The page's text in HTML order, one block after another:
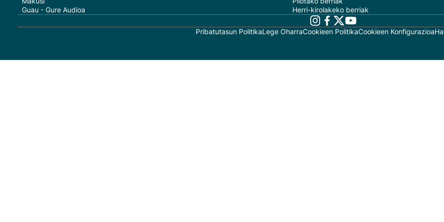
Guau - Gure Audioa
Herri-kirolakeko berriak
Pribatutasun PolitikaLege OharraCookieen PolitikaCookieen Konfigurazioa